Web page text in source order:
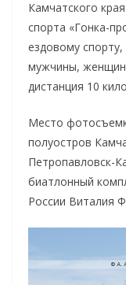
Камчатского
спорта «Гонка-
ездовому
мужчины,
дистанция 10
Место
полуостров
Петропавловск-
биатлонный
России Виталия